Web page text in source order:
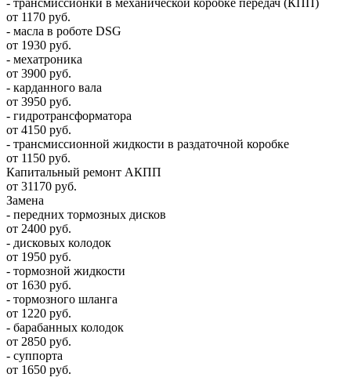
- трансмиссионки в механической коробке передач (КПП)
от 1170 руб.
- масла в роботе DSG
от 1930 руб.
- мехатроника
от 3900 руб.
- карданного вала
от 3950 руб.
- гидротрансформатора
от 4150 руб.
- трансмиссионной жидкости в раздаточной коробке
от 1150 руб.
Капитальный ремонт АКПП
от 31170 руб.
Замена
- передних тормозных дисков
от 2400 руб.
- дисковых колодок
от 1950 руб.
- тормозной жидкости
от 1630 руб.
- тормозного шланга
от 1220 руб.
- барабанных колодок
от 2850 руб.
- суппорта
от 1650 руб.